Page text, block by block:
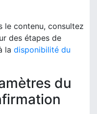
le contenu, consultez
des étapes de
la disponibilité du
du